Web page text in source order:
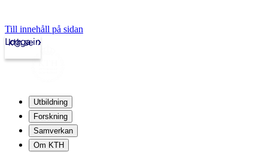
Till innehåll på sidan
kth.se
Logga in
Utbildning
Forskning
Samverkan
Om KTH